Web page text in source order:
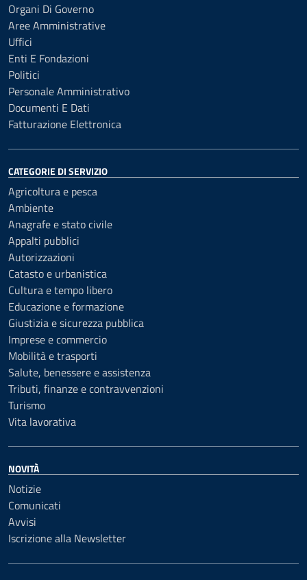
Organi Di Governo
Aree Amministrative
Uffici
Enti E Fondazioni
Politici
Personale Amministrativo
Documenti E Dati
Fatturazione Elettronica
CATEGORIE DI SERVIZIO
Agricoltura e pesca
Ambiente
Anagrafe e stato civile
Appalti pubblici
Autorizzazioni
Catasto e urbanistica
Cultura e tempo libero
Educazione e formazione
Giustizia e sicurezza pubblica
Imprese e commercio
Mobilità e trasporti
Salute, benessere e assistenza
Tributi, finanze e contravvenzioni
Turismo
Vita lavorativa
NOVITÀ
Notizie
Comunicati
Avvisi
Iscrizione alla Newsletter